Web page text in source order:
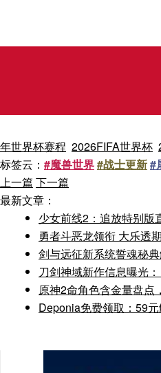
年世界杯赛程 2026FIFA世界杯
标签云： #魔兽世界#战士更新#
上一篇 下一篇
最新文章：
少女前线2：追放特别版
勇者斗恶龙领衔 大乐透
剑与远征新系统誓魂秘
刀剑神域新作信息曝光
原神2命角色含金量盘点
Deponia免费领取：59